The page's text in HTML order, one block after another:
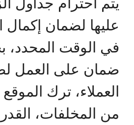
عليها لضمان
في الوقت المحدد،
ضمان على العمل
العملاء، ترك الموقع
من المخلفات،